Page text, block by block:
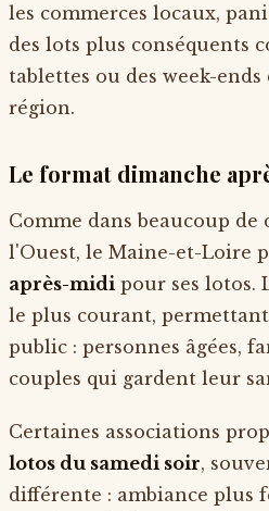
les commerces locaux,
des lots plus conséquents
tablettes ou des week-ends
région.
Le format dimanche
Comme dans beaucoup de
l'Ouest, le Maine-et-Loire
après-midi pour ses lotos.
le plus courant,
public : personnes âgées,
couples qui gardent leur
Certaines associations
lotos du samedi soir,
différente : ambiance plus